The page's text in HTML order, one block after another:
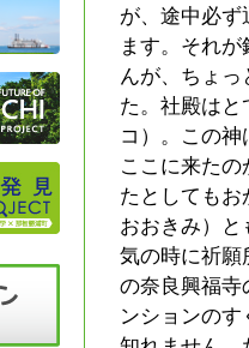
が、途中必
ます。それ
んが、ちょ
た。社殿は
コ）。この
ここに来た
たとしても
おおきみ）
気の時に祈願
の奈良興福寺
ンションの